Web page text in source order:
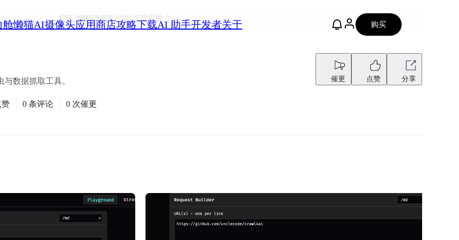
舱懒猫AI摄像头应用商店攻略下载AI 助手开发者关于 购买
打开 “懒猫微服客户端”下载应用
数据抓取工具。 催更 点赞 分享
赞 0 条评论 0 次催更